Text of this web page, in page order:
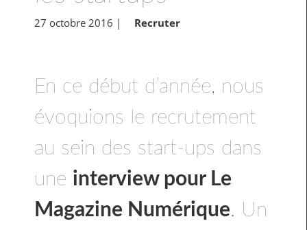
27 octobre 2016 | Recruter
En ce début d’année, nous
évoquions le recrutement
au sein des start-ups dans
une interview pour Le
Magazine Numérique. Un